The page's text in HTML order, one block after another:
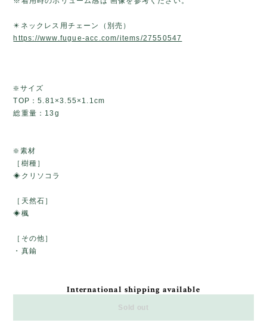
✴️ネックレス用チェーン（別売）
https://www.fugue-acc.com/items/27550547
❇️サイズ
TOP：5.81×3.55×1.1cm
総重量：13g
❇️素材
［樹種］
◈クリソコラ
［天然石］
◈楓
［その他］
・真鍮
International shipping available
Sold out